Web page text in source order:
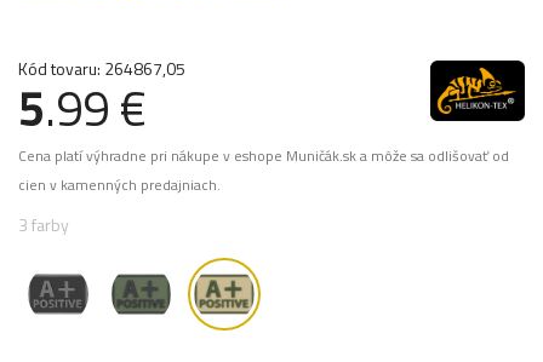
Kód tovaru: 264867,05
5.99 €
Cena platí výhradne pri nákupe v eshope Muničák.sk a môže sa odlišovať od
cien v kamenných predajniach.
3 farby